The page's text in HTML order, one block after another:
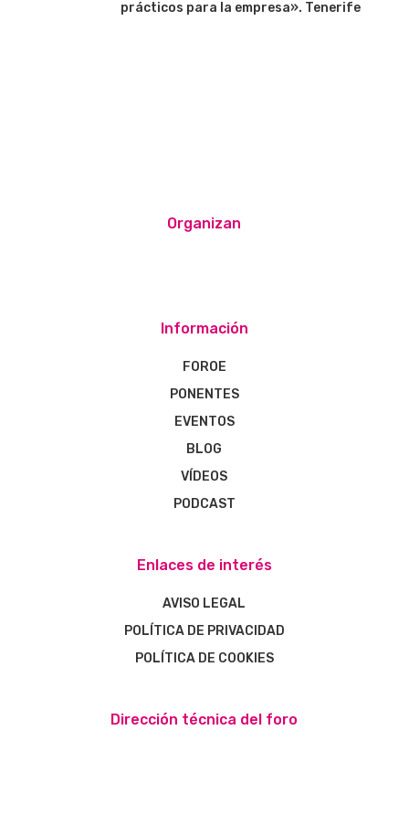
prácticos para la empresa». Tenerife
Organizan
Información
FOROE
PONENTES
EVENTOS
BLOG
VÍDEOS
PODCAST
Enlaces de interés
AVISO LEGAL
POLÍTICA DE PRIVACIDAD
POLÍTICA DE COOKIES
Dirección técnica del foro